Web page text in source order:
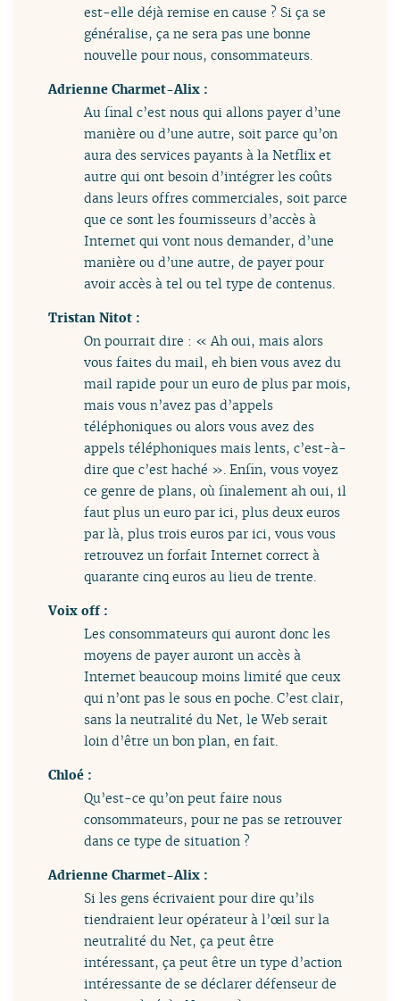
est-elle déjà remise en cause ? Si ça se
généralise, ça ne sera pas une bonne
nouvelle pour nous, consommateurs.
Adrienne Charmet-Alix :
Au final c’est nous qui allons payer d’une
manière ou d’une autre, soit parce qu’on
aura des services payants à la Netflix et
autre qui ont besoin d’intégrer les coûts
dans leurs offres commerciales, soit parce
que ce sont les fournisseurs d’accès à
Internet qui vont nous demander, d’une
manière ou d’une autre, de payer pour
avoir accès à tel ou tel type de contenus.
Tristan Nitot :
On pourrait dire : « Ah oui, mais alors
vous faites du mail, eh bien vous avez du
mail rapide pour un euro de plus par mois,
mais vous n’avez pas d’appels
téléphoniques ou alors vous avez des
appels téléphoniques mais lents, c’est-à-
dire que c’est haché ». Enfin, vous voyez
ce genre de plans, où finalement ah oui, il
faut plus un euro par ici, plus deux euros
par là, plus trois euros par ici, vous vous
retrouvez un forfait Internet correct à
quarante cinq euros au lieu de trente.
Voix off :
Les consommateurs qui auront donc les
moyens de payer auront un accès à
Internet beaucoup moins limité que ceux
qui n’ont pas le sous en poche. C’est clair,
sans la neutralité du Net, le Web serait
loin d’être un bon plan, en fait.
Chloé :
Qu’est-ce qu’on peut faire nous
consommateurs, pour ne pas se retrouver
dans ce type de situation ?
Adrienne Charmet-Alix :
Si les gens écrivaient pour dire qu’ils
tiendraient leur opérateur à l’œil sur la
neutralité du Net, ça peut être
intéressant, ça peut être un type d’action
intéressante de se déclarer défenseur de